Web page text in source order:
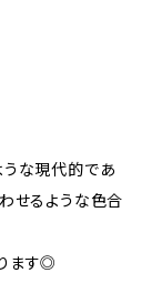
な現代的であ
せるような色合
ます◎